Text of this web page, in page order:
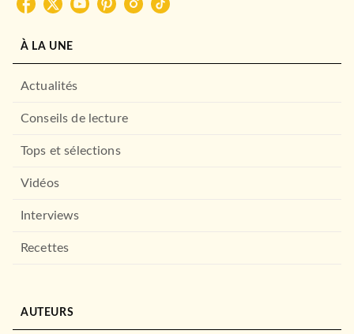
L'Âme bleue - Saga des
À LA UNE
Actualités
Conseils de lecture
Tops et sélections
Vidéos
Interviews
Recettes
AUTEURS